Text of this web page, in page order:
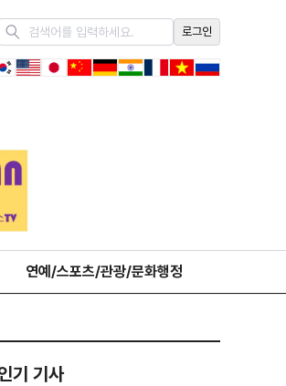
로그인
연예/스포츠/관광/문화행정
기 기사